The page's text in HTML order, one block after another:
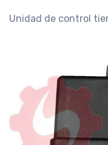
Unidad de control